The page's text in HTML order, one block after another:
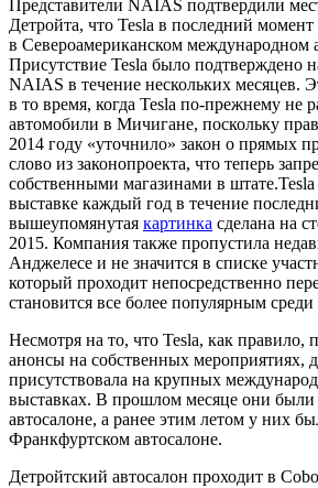
Представители NAIAS подтвердили
Детройта, что Tesla в последний момент
в Североамериканском международном
Присутствие Tesla было подтверждено
NAIAS в течение нескольких месяцев.
в то время, когда Tesla по-прежнему не
автомобили в Мичигане, поскольку
2014 году «уточнило» закон о прямых
слово из законопроекта, что теперь
собственными магазинами в штате.
выставке каждый год в течение
вышеупомянутая картинка сделана на
2015. Компания также пропустила
Анджелесе и не значится в списке
который проходит непосредственно
становится все более популярным
Несмотря на то, что Tesla, как правило,
анонсы на собственных мероприятиях,
присутствовала на крупных
выставках. В прошлом месяце они были
автосалоне, а ранее этим летом у них
Франкфуртском автосалоне.
Детройтский автосалон проходит в